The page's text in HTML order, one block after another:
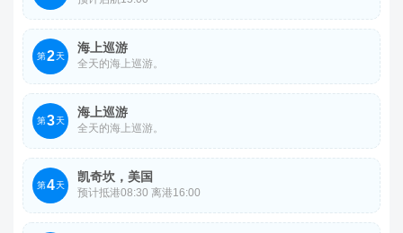
参考登船港口：旧金山港
港口地址：Pier 35, At Bay Street on the Embarcadero,
Port of San Francisco
第2天
海上巡游
全天的海上巡游。
第3天
海上巡游
全天的海上巡游。
第4天
凯奇坎，美国
预计抵港08:30 离港16:00